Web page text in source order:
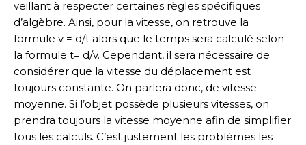
veillant à respecter certaines règles spécifiques
d’algèbre. Ainsi, pour la vitesse, on retrouve la
formule v = d/t alors que le temps sera calculé selon
la formule t= d/v. Cependant, il sera nécessaire de
considérer que la vitesse du déplacement est
toujours constante. On parlera donc, de vitesse
moyenne. Si l’objet possède plusieurs vitesses, on
prendra toujours la vitesse moyenne afin de simplifier
tous les calculs. C’est justement les problèmes les